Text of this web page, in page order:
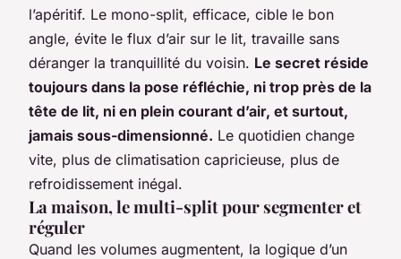
l’apéritif. Le mono-split, efficace, cible le bon
angle, évite le flux d’air sur le lit, travaille sans
déranger la tranquillité du voisin. Le secret réside
toujours dans la pose réfléchie, ni trop près de la
tête de lit, ni en plein courant d’air, et surtout,
jamais sous-dimensionné. Le quotidien change
vite, plus de climatisation capricieuse, plus de
refroidissement inégal.
La maison, le multi-split pour segmenter et
réguler
Quand les volumes augmentent, la logique d’un